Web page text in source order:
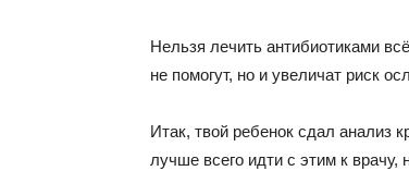
Нельзя лечить антибиотиками
не помогут, но и увеличат риск
Итак, твой ребенок сдал анализ
лучше всего идти с этим к